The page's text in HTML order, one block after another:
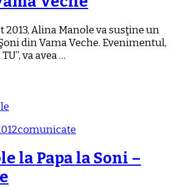
2013, Alina Manole va susţine un
din Vama Veche. Evenimentul,
va avea …
comunicate
la Papa la Soni –